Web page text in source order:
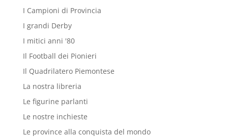
I Campioni di Provincia
I grandi Derby
I mitici anni '80
Il Football dei Pionieri
Il Quadrilatero Piemontese
La nostra libreria
Le figurine parlanti
Le nostre inchieste
Le province alla conquista del mondo